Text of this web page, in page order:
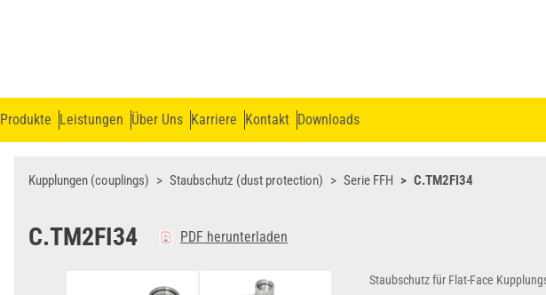
Produkte Leistungen Über Uns Karriere Kontakt Downloads
Kupplungen (couplings) Staubschutz (dust protection) Serie FFH C.TM2FI34
C.TM2FI34 PDF herunterladen
Staubschutz für Flat-Face